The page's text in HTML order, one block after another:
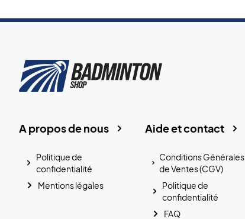
Aide et contact
Conditions Générales
de Ventes (CGV)
Politique de
confidentialité
FAQ
A propos de nous
Politique de
confidentialité
Mentions légales